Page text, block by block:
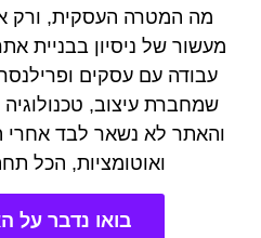
מה המטרה העסקית, ורק
מעשור של ניסיון בבניית
עבודה עם עסקים
שמחברת עיצוב,
והאתר לא נשאר לבד אחרי
ואוטומציות, הכל
בואו נדבר על